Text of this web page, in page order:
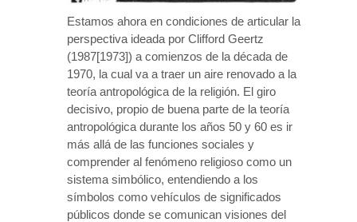
Estamos ahora en condiciones de articular la
perspectiva ideada por Clifford Geertz
(1987[1973]) a comienzos de la década de
1970, la cual va a traer un aire renovado a la
teoría antropológica de la religión. El giro
decisivo, propio de buena parte de la teoría
antropológica durante los años 50 y 60 es ir
más allá de las funciones sociales y
comprender al fenómeno religioso como un
sistema simbólico, entendiendo a los
símbolos como vehículos de significados
públicos donde se comunican visiones del